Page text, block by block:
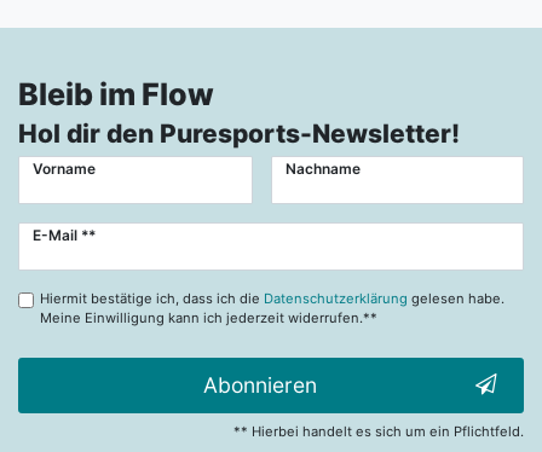
Bleib im Flow
Hol dir den Puresports-Newsletter!
Vorname Nachname
E-Mail **
Newsletter
Hiermit bestätige ich, dass ich die Datenschutzerklärung gelesen habe.
Meine Einwilligung kann ich jederzeit widerrufen.**
Abonnieren
** Hierbei handelt es sich um ein Pflichtfeld.